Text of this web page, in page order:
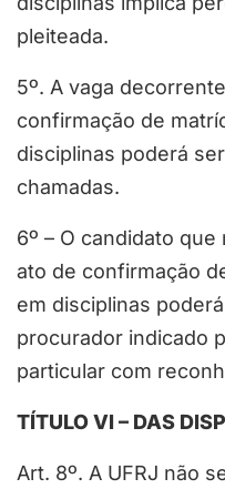
pleiteada.
5º. A vaga
confirmação de
disciplinas poderá
chamadas.
6º – O candidato
ato de confirmação
em disciplinas
procurador indicado
particular com
TÍTULO VI – DAS
Art. 8º. A UFRJ não